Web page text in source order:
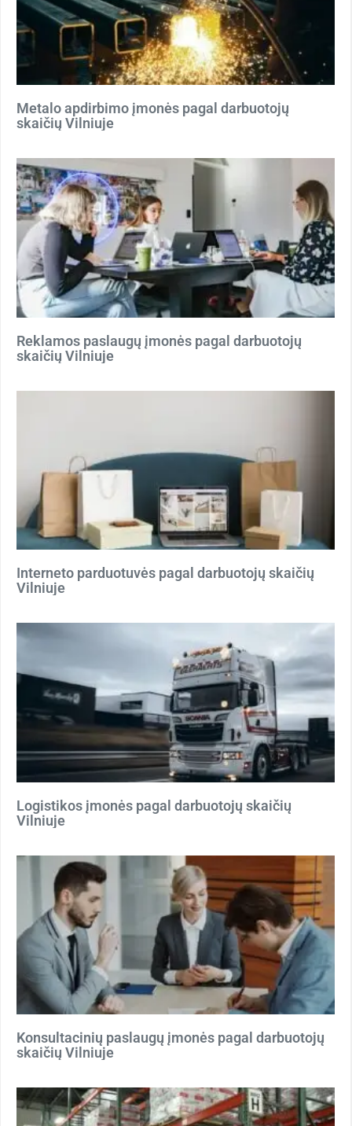
Metalo apdirbimo įmonės pagal darbuotojų
skaičių Vilniuje
Reklamos paslaugų įmonės pagal darbuotojų
skaičių Vilniuje
Interneto parduotuvės pagal darbuotojų skaičių
Vilniuje
Logistikos įmonės pagal darbuotojų skaičių
Vilniuje
Konsultacinių paslaugų įmonės pagal darbuotojų
skaičių Vilniuje